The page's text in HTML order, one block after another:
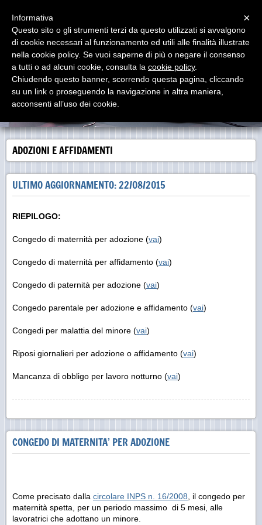
LAVORO IN SINTESI
Dedicato a RENATO PROIA Consulente del Lavoro (Roma,
10/04/1921 - Milano, 28/06/2000)
ADOZIONI E AFFIDAMENTI
ULTIMO AGGIORNAMENTO: 22/08/2015
RIEPILOGO:
Congedo di maternità per adozione (vai)
Congedo di maternità per affidamento (vai)
Congedo di paternità per adozione (vai)
Congedo parentale per adozione e affidamento (vai)
Congedi per malattia del minore (vai)
Riposi giornalieri per adozione o affidamento (vai)
Mancanza di obbligo per lavoro notturno (vai)
CONGEDO DI MATERNITA’ PER ADOZIONE
Come precisato dalla circolare INPS n. 16/2008 , il congedo per
maternità spetta, per un periodo massimo di 5 mesi, alle
lavoratrici che adottano un minore.
×
Informativa
Questo sito o gli strumenti terzi da questo utilizzati si avvalgono
di cookie necessari al funzionamento ed utili alle finalità illustrate
nella cookie policy. Se vuoi saperne di più o negare il consenso
a tutti o ad alcuni cookie, consulta la cookie policy.
Chiudendo questo banner, scorrendo questa pagina, cliccando
su un link o proseguendo la navigazione in altra maniera,
acconsenti all’uso dei cookie.